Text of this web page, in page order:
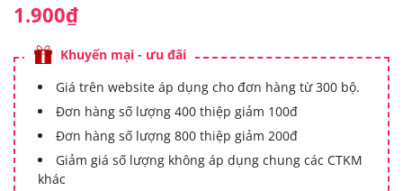
1.900₫
Khuyến mại - ưu đãi
Giá trên website áp dụng cho đơn hàng từ 300 bộ.
Đơn hàng số lượng 400 thiệp giảm 100đ
Đơn hàng số lượng 800 thiệp giảm 200đ
Giảm giá số lượng không áp dụng chung các CTKM
khác